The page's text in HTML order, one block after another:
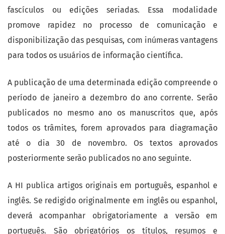
fascículos ou edições seriadas. Essa modalidade
promove rapidez no processo de comunicação e
disponibilização das pesquisas, com inúmeras vantagens
para todos os usuários de informação científica.
A publicação de uma determinada edição compreende o
período de janeiro a dezembro do ano corrente. Serão
publicados no mesmo ano os manuscritos que, após
todos os trâmites, forem aprovados para diagramação
até o dia 30 de novembro. Os textos aprovados
posteriormente serão publicados no ano seguinte.
A HI publica artigos originais em português, espanhol e
inglês. Se redigido originalmente em inglês ou espanhol,
deverá acompanhar obrigatoriamente a versão em
português. São obrigatórios os títulos, resumos e